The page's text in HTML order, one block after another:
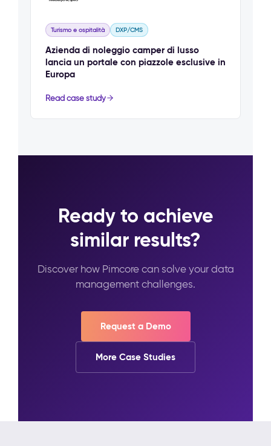
Turismo e ospitalità DXP/CMS
Azienda di noleggio camper di lusso
lancia un portale con piazzole esclusive in
Europa
Read case study
Ready to achieve
similar results?
Discover how Pimcore can solve your data
management challenges.
Request a Demo
More Case Studies